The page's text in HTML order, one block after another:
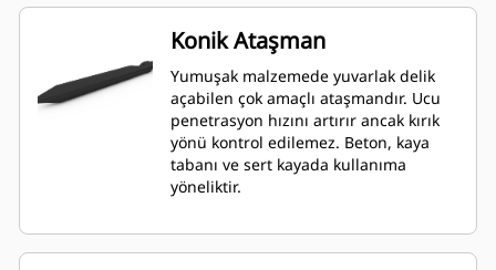
Konik Ataşman
Yumuşak malzemede yuvarlak delik
açabilen çok amaçlı ataşmandır. Ucu
penetrasyon hızını artırır ancak kırık
yönü kontrol edilemez. Beton, kaya
tabanı ve sert kayada kullanıma
yöneliktir.